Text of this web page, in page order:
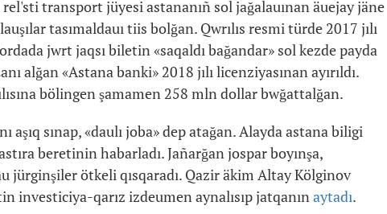
rel'sti transport jüyesi astananıñ sol jağalauınan äuejay jäne
tasımaldauı tiis bolğan. Qwrılıs resmi türde 2017 jılı
jwrt jaqsı biletin «saqaldı bağandar» sol kezde payda
alğan «Astana banki» 2018 jılı licenziyasınan ayırıldı.
bölingen şamamen 258 mln dollar bwğattalğan.
aşıq sınap, «daulı joba» dep atağan. Alayda astana biligi
beretinin habarladı. Jañarğan jospar boyınşa,
jürginşiler ötkeli qısqaradı. Qazir äkim Altay Kölginov
investiciya-qarız izdeumen aynalısıp jatqanınaytadı.